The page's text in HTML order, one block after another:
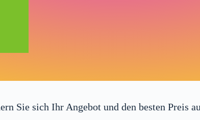
Sie sich Ihr Angebot und den besten Preis